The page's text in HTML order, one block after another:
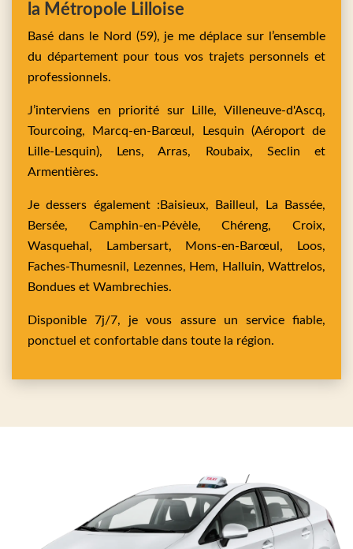
la Métropole Lilloise
Basé dans le Nord (59), je me déplace sur l’ensemble
du département pour tous vos trajets personnels et
professionnels.
J’interviens en priorité surLille,Villeneuve-d'Ascq,
Tourcoing,
Marcq-en-Barœul, Lesquin (Aéroport de
Lille-Lesquin), Lens,Arras, Roubaix, Seclin et
Armentières.
Je dessers également : Baisieux, Bailleul,
La Bassée,
Bersée, Camphin-en-Pévèle,Chéreng,Croix,
Wasquehal,
Lambersart, Mons-en-Barœul,
Loos,
Faches-Thumesnil, Lezennes, Hem, Halluin, Wattrelos,
Bondues et Wambrechies.
Disponible 7j/7, je vous assure un service fiable,
ponctuel et confortable dans toute la région.